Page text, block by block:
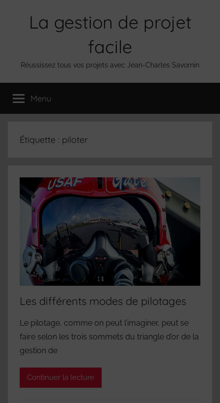
La gestion de projet
facile
Réussissez tous vos projets avec Jean-Charles Savornin
Menu
Étiquette : piloter
Les différents modes de pilotages
Le pilotage, comme on peut l’imaginer, peut se
faire selon les trois sommets du triangle d’or de la
gestion de
Continuer la lecture